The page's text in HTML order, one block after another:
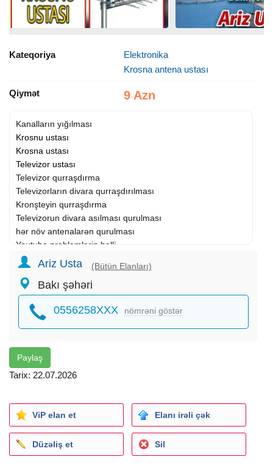
Kateqoriya
Elektronika
Krosna antena ustası
Qiymət 9 Azn
Kanalların yığılması
Krosnu ustası
Krosna ustası
Televizor ustası
Televizor qurraşdırma
Televizorların divara qurraşdırılması
Kronşteyin qurraşdırma
Televizorun divara asılması qurulması
hər növ antenalarən qurulması
Youtube problemlərin həlli
Yutub problemin bərpası
İnternet kanalların yazılması
Peyk antena ustası
Tv divara asılması
Televizor montajı
Kronşteyin qurraşdırılması
Atv plus ustası
Atv+ustası
Tv box qurraşdırılması
Razetkaların dəyişdirilmısi
Kulçater Listur
Elektrik usta
Eletrik təmir
Ariz Usta (Bütün Elanları)
Bakı şəhəri
0556258XXX nömrəni göstər
Paylaş
Tarix: 22.07.2026
ViP elan et Elanı irəli çək
Düzəliş et Sil